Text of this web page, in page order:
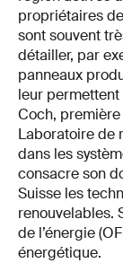
propriétaires
sont souvent
détailler, par
panneaux
leur permettent
Coch,
Laboratoire de
dans les
consacre son
Suisse les
renouvelables.
de l’énergie
énergétique.